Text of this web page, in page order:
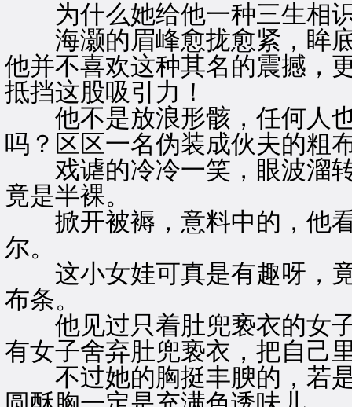
为什么她给他一种三生相
海灏的眉峰愈拢愈紧，眸底
他并不喜欢这种其名的震撼，
抵挡这股吸引力！
他不是放浪形骸，任何人也
吗？区区一名伪装成伙夫的粗
戏谑的冷冷一笑，眼波溜转
竟是半裸。
掀开被褥，意料中的，他看
尔。
这小女娃可真是有趣呀，竟
布条。
他见过只着肚兜亵衣的女子
有女子舍弃肚兜亵衣，把自己
不过她的胸挺丰腴的，若是